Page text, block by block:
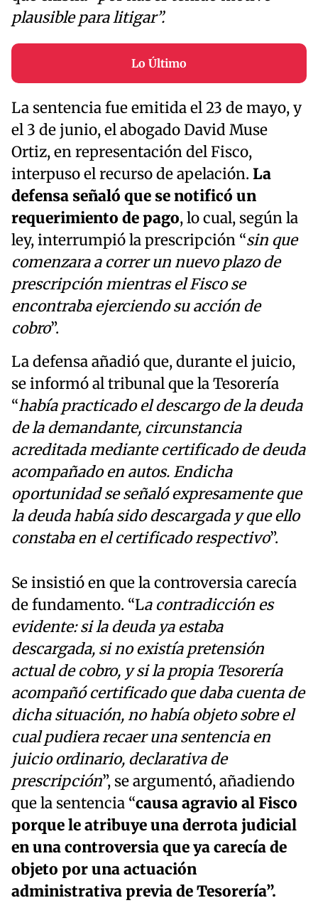
plausible para litigar”.
Lo Último
La sentencia fue emitida el 23 de mayo, y
el 3 de junio, el abogado David Muse
Ortiz, en representación del Fisco,
interpuso el recurso de apelación. La
defensa señaló que se notificó un
requerimiento de pago, lo cual, según la
ley, interrumpió la prescripción “sin que
comenzara a correr un nuevo plazo de
prescripción mientras el Fisco se
encontraba ejerciendo su acción de
cobro”.
La defensa añadió que, durante el juicio,
se informó al tribunal que la Tesorería
“había practicado el descargo de la deuda
de la demandante, circunstancia
acreditada mediante certificado de deuda
acompañado en autos. Endicha
oportunidad se señaló expresamente que
la deuda había sido descargada y que ello
constaba en el certificado respectivo”.
Se insistió en que la controversia carecía
de fundamento. “La contradicción es
evidente: si la deuda ya estaba
descargada, si no existía pretensión
actual de cobro, y si la propia Tesorería
acompañó certificado que daba cuenta de
dicha situación, no había objeto sobre el
cual pudiera recaer una sentencia en
juicio ordinario, declarativa de
prescripción”, se argumentó, añadiendo
que la sentencia “causa agravio al Fisco
porque le atribuye una derrota judicial
en una controversia que ya carecía de
objeto por una actuación
administrativa previa de Tesorería”.